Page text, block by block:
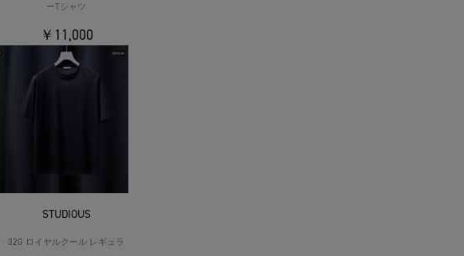
ーTシャツ
￥11,000
STUDIOUS
32G ロイヤルクール レギュラ